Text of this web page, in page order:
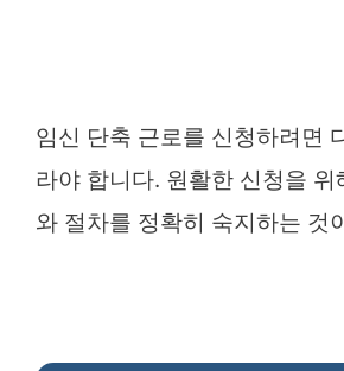
임신 단축 근로를 신청하려면
라야 합니다. 원활한 신청을 위
와 절차를 정확히 숙지하는 것